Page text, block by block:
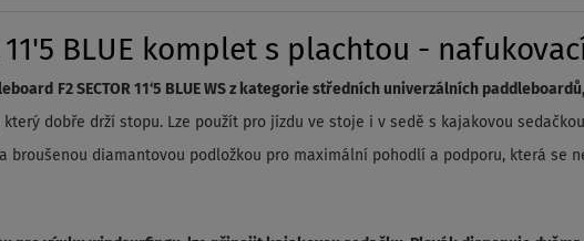
11'5 BLUE komplet s plachtou -
F2 SECTOR 11‘5 BLUE WS z kategorie středních univerzálních paddleboardů,
dobře drží stopu. Lze použít pro jízdu ve stoje i v sedě s kajakovou
broušenou diamantovou podložkou pro maximální pohodlí a podporu, která se